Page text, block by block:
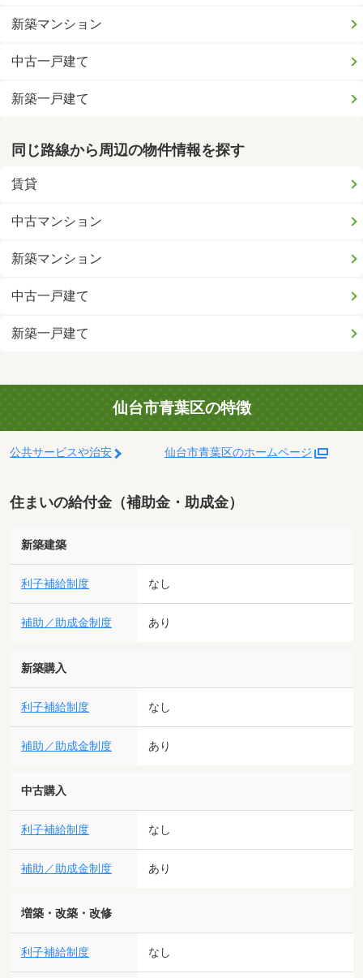
新築マンション
中古一戸建て
新築一戸建て
同じ路線から周辺の物件情報を探す
賃貸
中古マンション
新築マンション
中古一戸建て
新築一戸建て
仙台市青葉区の特徴
公共サービスや治安 仙台市青葉区のホームページ
住まいの給付金（補助金・助成金）
新築建築
利子補給制度 なし
補助／助成金制度 あり
新築購入
利子補給制度 なし
補助／助成金制度 あり
中古購入
利子補給制度 なし
補助／助成金制度 あり
増築・改築・改修
利子補給制度 なし